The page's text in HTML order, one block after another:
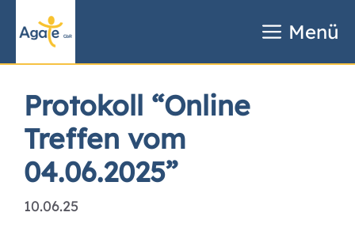
Inhalt
springen
Menü
Protokoll “Online
Treffen vom
04.06.2025”
10.06.25